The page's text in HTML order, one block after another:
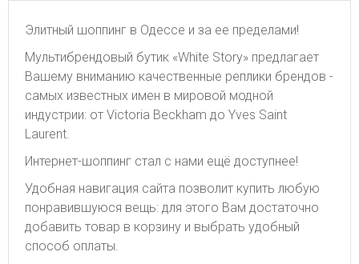
Элитный шоппинг в Одессе и за ее пределами!
Мультибрендовый бутик «White Story» предлагает
Вашему вниманию качественные реплики брендов -
самых известных имен в мировой модной
индустрии: от Victoria Beckham до Yves Saint
Laurent.
Интернет-шоппинг стал с нами ещё доступнее!
Удобная навигация сайта позволит купить любую
понравившуюся вещь: для этого Вам достаточно
добавить товар в корзину и выбрать удобный
способ оплаты.